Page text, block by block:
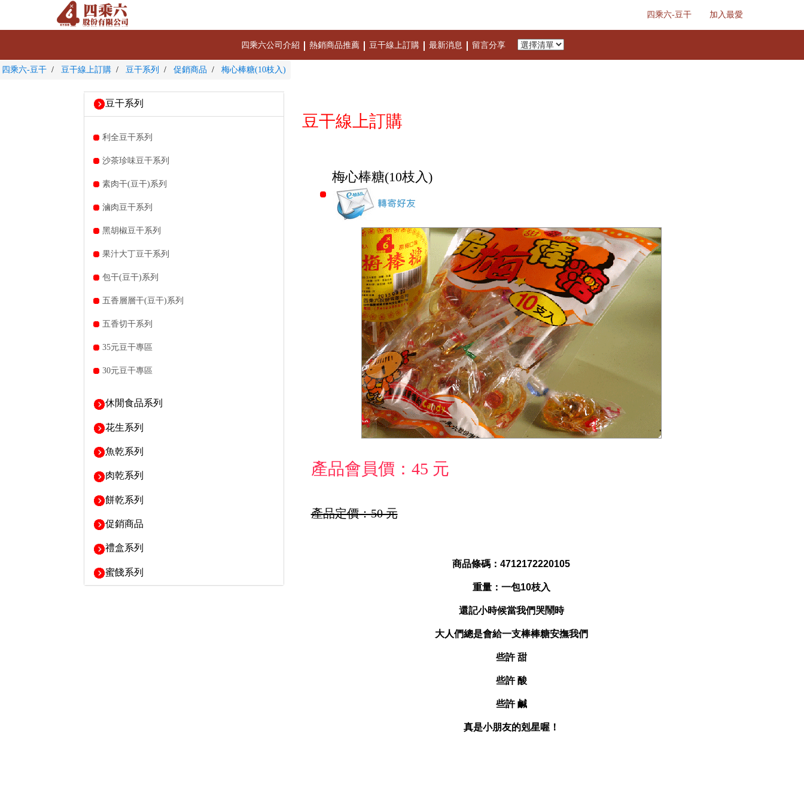
四乘六-豆干 加入最愛
四乘六公司介紹 熱銷商品推薦 豆干線上訂購 最新消息 留言分享
四乘六-豆干 豆干線上訂購 豆干系列 促銷商品 梅心棒糖(10枝入)
豆干系列
利全豆干系列
沙茶珍味豆干系列
素肉干(豆干)系列
滷肉豆干系列
黑胡椒豆干系列
果汁大丁豆干系列
包干(豆干)系列
五香層層干(豆干)系列
五香切干系列
35元豆干專區
30元豆干專區
休閒食品系列
花生系列
魚乾系列
肉乾系列
餅乾系列
促銷商品
禮盒系列
蜜餞系列
豆干線上訂購
梅心棒糖(10枝入)
產品會員價：45 元
產品定價：50 元
商品條碼：4712172220105
重量：一包10枝入
還記小時候當我們哭鬧時
大人們總是會給一支棒棒糖安撫我們
些許 甜
些許 酸
些許 鹹
真是小朋友的剋星喔！